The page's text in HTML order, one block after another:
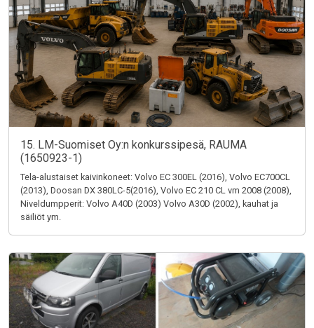
15. LM-Suomiset Oy:n konkurssipesä, RAUMA
(1650923-1)
Tela-alustaiset kaivinkoneet: Volvo EC 300EL (2016), Volvo EC700CL
(2013), Doosan DX 380LC-5(2016), Volvo EC 210 CL vm 2008 (2008),
Niveldumpperit: Volvo A40D (2003) Volvo A30D (2002), kauhat ja
säiliöt ym.